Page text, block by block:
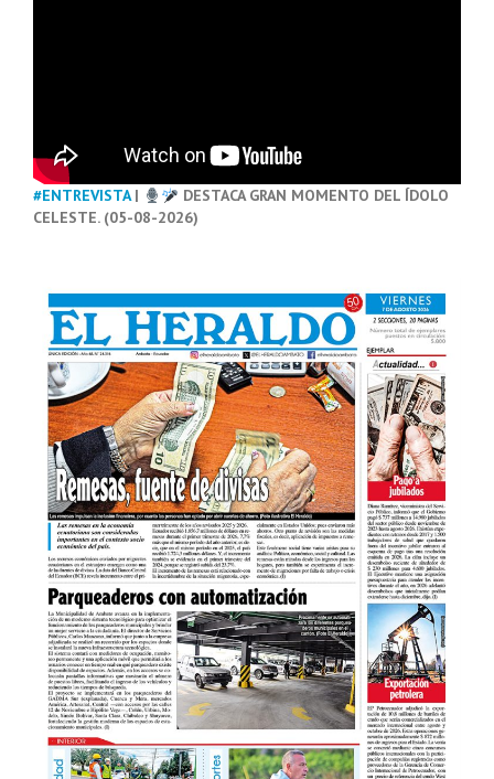
#ENTREVISTA|
DESTACA GRAN MOMENTO DEL ÍDOLO
CELESTE. (05-08-2026)